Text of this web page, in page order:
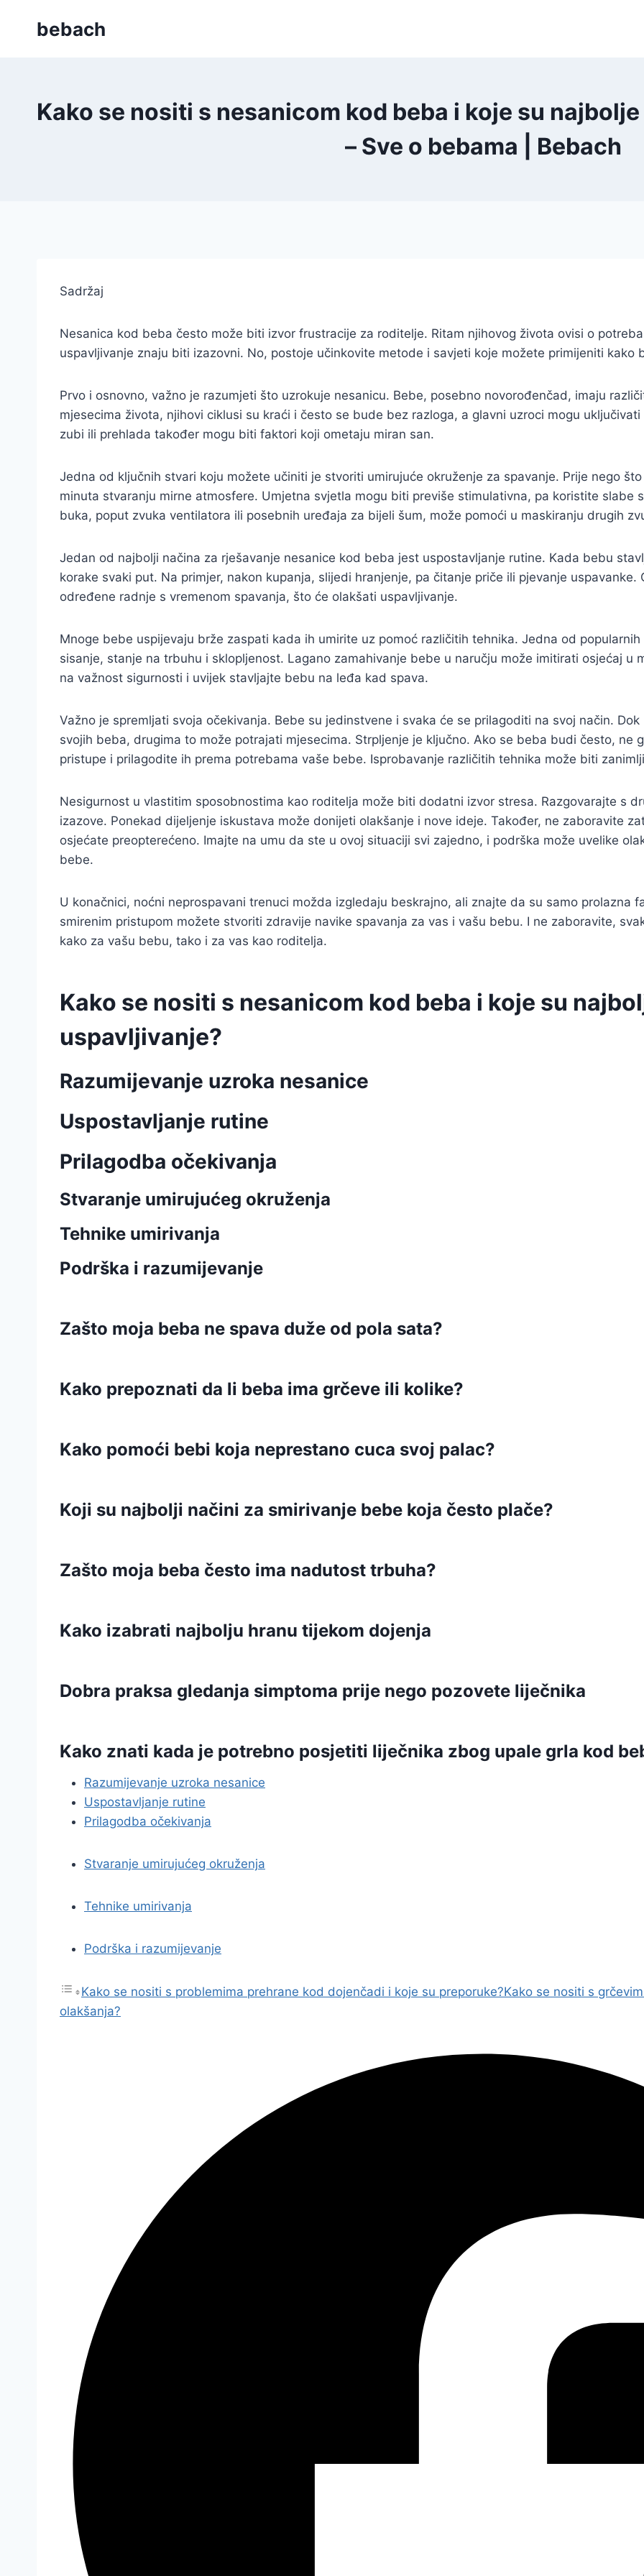
bebach
Kako se nositi s nesanicom kod beba i koje su
– Sve o bebama | Bebach
Sadržaj
Nesanica kod beba često može biti izvor frustracije za roditelje. Ritam njihovog života ovisi o
uspavljivanje znaju biti izazovni. No, postoje učinkovite metode i savjeti koje možete primijeniti
Prvo i osnovno, važno je razumjeti što uzrokuje nesanicu. Bebe, posebno novorođenčad, imaju
mjesecima života, njihovi ciklusi su kraći i često se bude bez razloga, a glavni uzroci mogu
zubi ili prehlada također mogu biti faktori koji ometaju miran san.
Jedna od ključnih stvari koju možete učiniti je stvoriti umirujuće okruženje za spavanje. Prije nego
minuta stvaranju mirne atmosfere. Umjetna svjetla mogu biti previše stimulativna, pa koristite slabe
buka, poput zvuka ventilatora ili posebnih uređaja za bijeli šum, može pomoći u maskiranju drugih
Jedan od najbolji načina za rješavanje nesanice kod beba jest uspostavljanje rutine. Kada bebu
korake svaki put. Na primjer, nakon kupanja, slijedi hranjenje, pa čitanje priče ili pjevanje
određene radnje s vremenom spavanja, što će olakšati uspavljivanje.
Mnoge bebe uspijevaju brže zaspati kada ih umirite uz pomoć različitih tehnika. Jedna od
sisanje, stanje na trbuhu i sklopljenost. Lagano zamahivanje bebe u naručju može imitirati osjećaj u
na važnost sigurnosti i uvijek stavljajte bebu na leđa kad spava.
Važno je spremljati svoja očekivanja. Bebe su jedinstvene i svaka će se prilagoditi na svoj način.
svojih beba, drugima to može potrajati mjesecima. Strpljenje je ključno. Ako se beba budi često, ne
pristupe i prilagodite ih prema potrebama vaše bebe. Isprobavanje različitih tehnika može biti
Nesigurnost u vlastitim sposobnostima kao roditelja može biti dodatni izvor stresa. Razgovarajte s
izazove. Ponekad dijeljenje iskustava može donijeti olakšanje i nove ideje. Također, ne zaboravite
osjećate preopterećeno. Imajte na umu da ste u ovoj situaciji svi zajedno, i podrška može uvelike
bebe.
U konačnici, noćni neprospavani trenuci možda izgledaju beskrajno, ali znajte da su samo prolazna
smirenim pristupom možete stvoriti zdravije navike spavanja za vas i vašu bebu. I ne zaboravite,
kako za vašu bebu, tako i za vas kao roditelja.
Kako se nositi s nesanicom kod beba i koje su
uspavljivanje?
Razumijevanje uzroka nesanice
Uspostavljanje rutine
Prilagodba očekivanja
Stvaranje umirujućeg okruženja
Tehnike umirivanja
Podrška i razumijevanje
Zašto moja beba ne spava duže od pola sata?
Kako prepoznati da li beba ima grčeve ili kolike?
Kako pomoći bebi koja neprestano cuca svoj palac?
Koji su najbolji načini za smirivanje bebe koja često plače?
Zašto moja beba često ima nadutost trbuha?
Kako izabrati najbolju hranu tijekom dojenja
Dobra praksa gledanja simptoma prije nego pozovete liječnika
Kako znati kada je potrebno posjetiti liječnika zbog upale grla kod
Razumijevanje uzroka nesanice
Uspostavljanje rutine
Prilagodba očekivanja
Stvaranje umirujućeg okruženja
Tehnike umirivanja
Podrška i razumijevanje
Kako se nositi s problemima prehrane kod dojenčadi i koje su preporuke?Kako se nositi s
olakšanja?